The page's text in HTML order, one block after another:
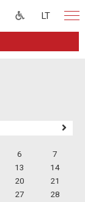
LT
6
7
13
14
20
21
27
28